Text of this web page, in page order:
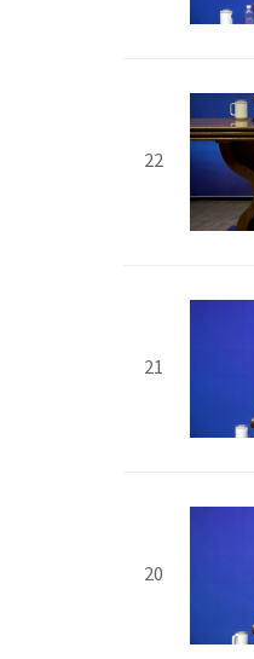
22
21
20